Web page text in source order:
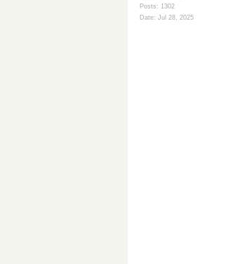
Posts: 1302
Date: Jul 28, 2025